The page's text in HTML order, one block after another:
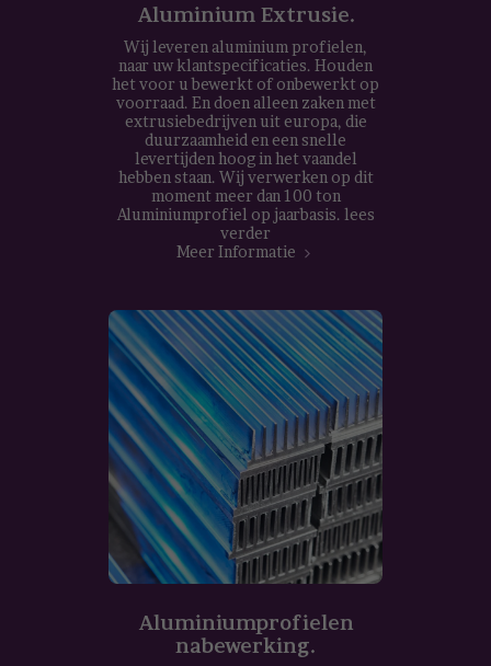
Aluminium Extrusie.
Wij leveren aluminium profielen,
naar uw klantspecificaties. Houden
het voor u bewerkt of onbewerkt op
voorraad. En doen alleen zaken met
extrusiebedrijven uit europa, die
duurzaamheid en een snelle
levertijden hoog in het vaandel
hebben staan. Wij verwerken op dit
moment meer dan 100 ton
Aluminiumprofiel op jaarbasis. lees
verder
Meer Informatie
Aluminiumprofielen
nabewerking.